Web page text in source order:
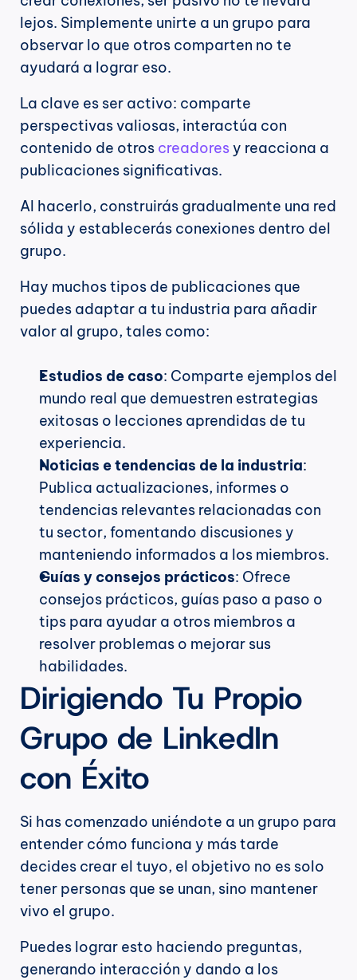
lejos. Simplemente unirte a un grupo para
observar lo que otros comparten no te
ayudará a lograr eso.
La clave es ser activo: comparte
perspectivas valiosas, interactúa con
contenido de otros creadores y reacciona a
publicaciones significativas.
Al hacerlo, construirás gradualmente una red
sólida y establecerás conexiones dentro del
grupo.
Hay muchos tipos de publicaciones que
puedes adaptar a tu industria para añadir
valor al grupo, tales como:
Estudios de caso: Comparte ejemplos del
mundo real que demuestren estrategias
exitosas o lecciones aprendidas de tu
experiencia.
Noticias e tendencias de la industria:
Publica actualizaciones, informes o
tendencias relevantes relacionadas con
tu sector, fomentando discusiones y
manteniendo informados a los miembros.
Guías y consejos prácticos: Ofrece
consejos prácticos, guías paso a paso o
tips para ayudar a otros miembros a
resolver problemas o mejorar sus
habilidades.
Dirigiendo Tu Propio
Grupo de LinkedIn
con Éxito
Si has comenzado uniéndote a un grupo para
entender cómo funciona y más tarde
decides crear el tuyo, el objetivo no es solo
tener personas que se unan, sino mantener
vivo el grupo.
Puedes lograr esto haciendo preguntas,
generando interacción y dando a los